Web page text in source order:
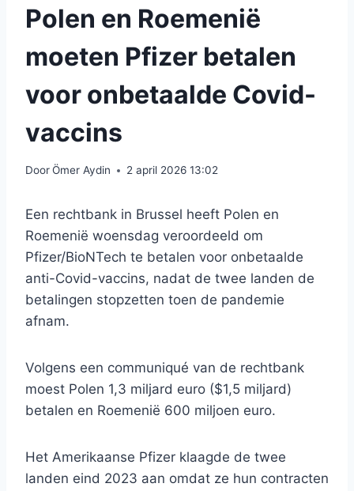
Polen en Roemenië
moeten Pfizer betalen
voor onbetaalde Covid-
vaccins
DoorÖmer Aydin 2 april 2026 13:02
Een rechtbank in Brussel heeft Polen en
Roemenië woensdag veroordeeld om
Pfizer/BioNTech te betalen voor onbetaalde
anti-Covid-vaccins, nadat de twee landen de
betalingen stopzetten toen de pandemie
afnam.
Volgens een communiqué van de rechtbank
moest Polen 1,3 miljard euro ($1,5 miljard)
betalen en Roemenië 600 miljoen euro.
Het Amerikaanse Pfizer klaagde de twee
landen eind 2023 aan omdat ze hun contracten